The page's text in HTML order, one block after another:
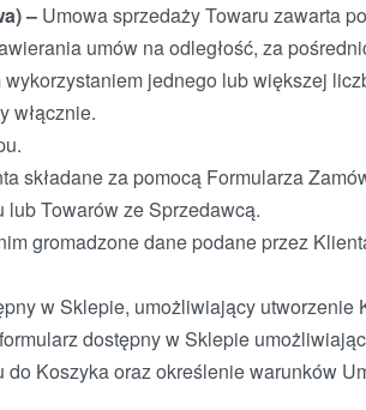
– Umowa sprzedaży Towaru zawarta
umów na odległość, za
jednego lub większej
włącznie.
składane za pomocą Formularza
Towarów ze Sprzedawcą.
gromadzone dane podane przez
w Sklepie, umożliwiający utworzenie
dostępny w Sklepie
Koszyka oraz określenie warunków